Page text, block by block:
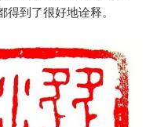
到了很好地诠释。